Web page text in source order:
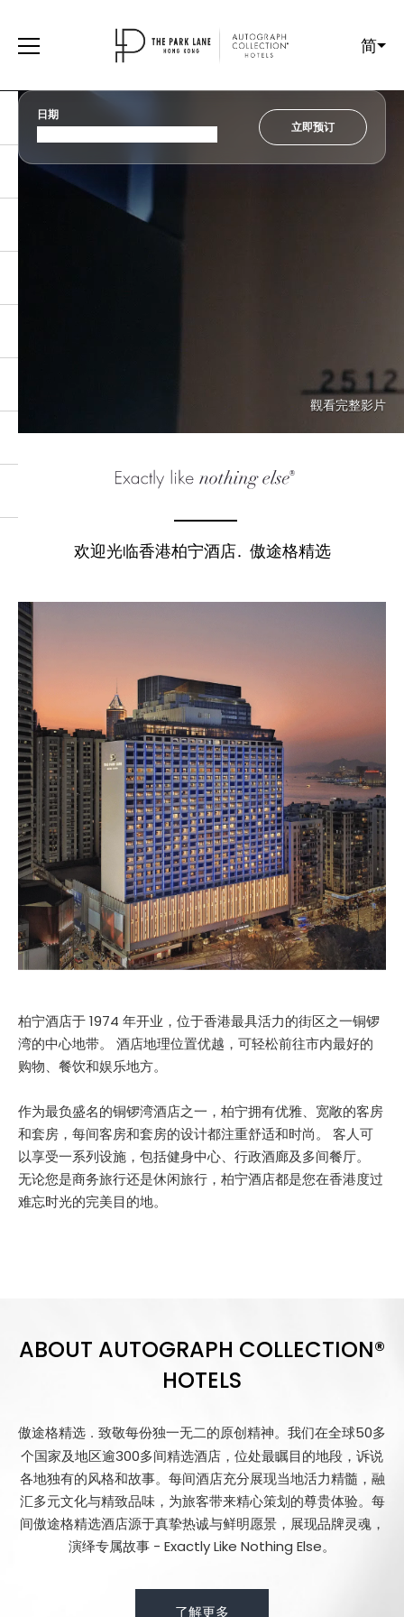
简
觀看完整影片
日期
立即预订
欢迎光临香港柏宁酒店． 傲途格精选
柏宁酒店于 1974 年开业，位于香港最具活力的街区之一铜锣
湾的中心地带。 酒店地理位置优越，可轻松前往市内最好的
购物、餐饮和娱乐地方。
作为最负盛名的铜锣湾酒店之一，柏宁拥有优雅、宽敞的客房
和套房，每间客房和套房的设计都注重舒适和时尚。 客人可
以享受一系列设施，包括健身中心、行政酒廊及多间餐厅。
无论您是商务旅行还是休闲旅行，柏宁酒店都是您在香港度过
难忘时光的完美目的地。
ABOUT AUTOGRAPH COLLECTION®
HOTELS
傲途格精选 ． 致敬每份独一无二的原创精神。我们在全球50多
个国家及地区逾300多间精选酒店，位处最瞩目的地段，诉说
各地独有的风格和故事。每间酒店充分展现当地活力精髓，融
汇多元文化与精致品味，为旅客带来精心策划的尊贵体验。每
间傲途格精选酒店源于真挚热诚与鲜明愿景，展现品牌灵魂，
演绎专属故事 - Exactly Like Nothing Else。
了解更多